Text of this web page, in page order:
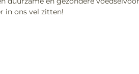
in ons vel zitten!